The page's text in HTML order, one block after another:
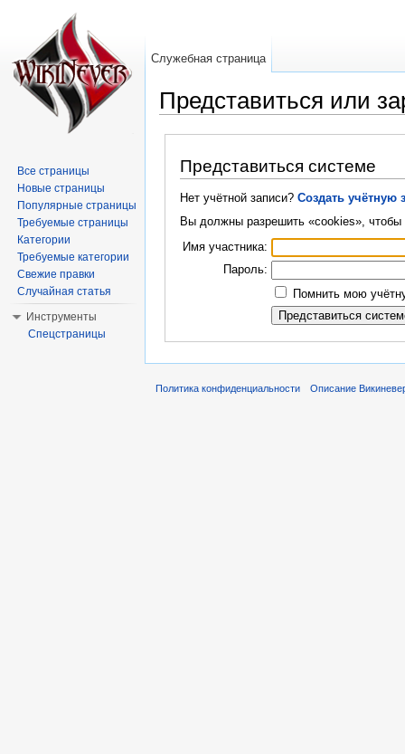
Представиться или
Представиться системе
Нет учётной записи? Создать учётную
Вы должны разрешить «cookies», чтобы
Имя участника:
Пароль:
Помнить мою
Служебная страница
Все страницы
Новые страницы
Популярные страницы
Требуемые страницы
Категории
Требуемые категории
Свежие правки
Случайная статья
Инструменты
Спецстраницы
Политика конфиденциальности Описание